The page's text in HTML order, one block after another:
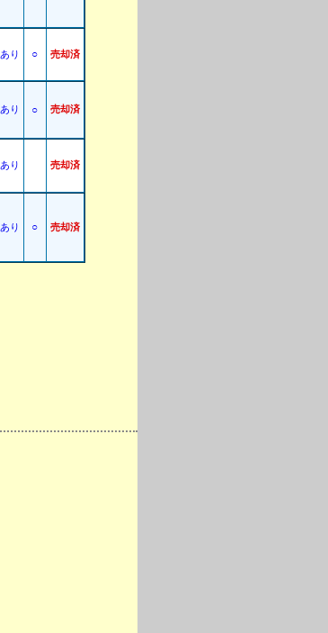
あり ○ 売却済
あり ○ 売却済
あり 売却済
あり ○ 売却済